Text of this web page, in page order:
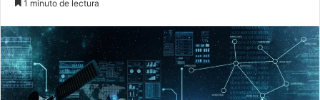
1 minuto de lectura